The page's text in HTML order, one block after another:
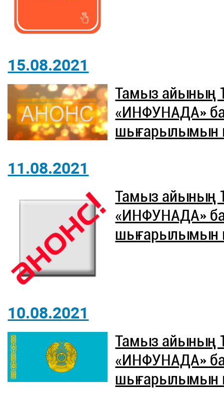
15.08.2021
Тамыз айының
«ИНФУНАДА»
шығарылымын
11.08.2021
Тамыз айының
«ИНФУНАДА»
шығарылымын
10.08.2021
Тамыз айының
«ИНФУНАДА»
шығарылымын